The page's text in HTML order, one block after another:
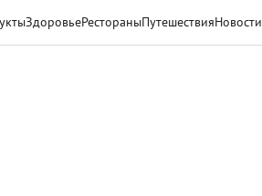
ЗдоровьеРестораныПутешествияНовости